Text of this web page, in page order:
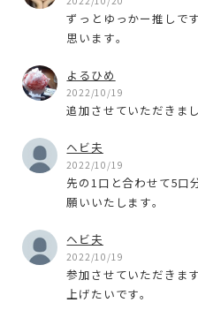
ずっとゆっかー推しで
思います。
よるひめ
2022/10/19
追加させていただきま
ヘビ夫
2022/10/19
先の1口と合わせて5口
願いいたします。
ヘビ夫
2022/10/19
参加させていただきま
上げたいです。